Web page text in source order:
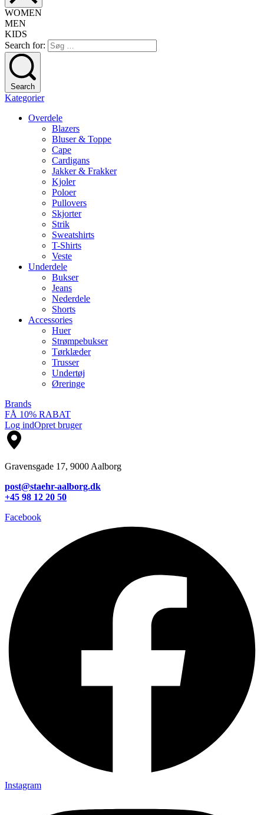
WOMEN
MEN
KIDS
Search for:
Search
Kategorier
Overdele
Blazers
Bluser & Toppe
Cape
Cardigans
Jakker & Frakker
Kjoler
Poloer
Pullovers
Skjorter
Strik
Sweatshirts
T-Shirts
Veste
Underdele
Bukser
Jeans
Nederdele
Shorts
Accessories
Huer
Strømpebukser
Tørklæder
Trusser
Undertøj
Øreringe
Brands
FÅ 10% RABAT
Log indOpret bruger
Gravensgade 17, 9000 Aalborg
post@staehr-aalborg.dk
+45 98 12 20 50
Facebook
Instagram